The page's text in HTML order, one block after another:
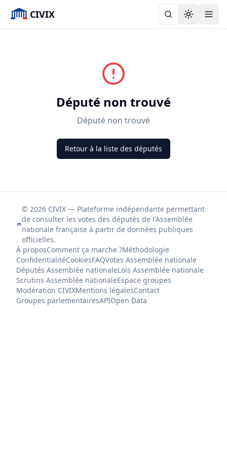
CIVIX Toggle
Député non trouvé
Député non trouvé
Retour à la liste des députés
© 2026 CIVIX — Plateforme indépendante permettant
de consulter les votes des députés de l'Assemblée
nationale française à partir de données publiques
officielles.
À proposComment ça marche ?Méthodologie
ConfidentialitéCookiesFAQVotes Assemblée nationale
Députés Assemblée nationaleLois Assemblée nationale
Scrutins Assemblée nationaleEspace groupes
Modération CIVIXMentions légalesContact
Groupes parlementairesAPIOpen Data